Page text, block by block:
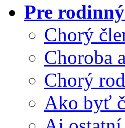
Pre
Chorý
Choroba
Chorý
Ako byť